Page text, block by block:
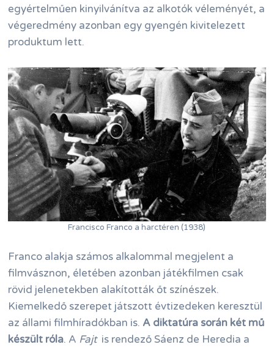
egyértelműen kinyilvánítva az alkotók véleményét, a
végeredmény azonban egy gyengén kivitelezett
produktum lett.
Francisco Franco a harctéren (1938)
Franco alakja számos alkalommal megjelent a
filmvásznon, életében azonban játékfilmen csak
rövid jelenetekben alakították őt színészek.
Kiemelkedő szerepet játszott évtizedeken keresztül
az állami filmhíradókban is. A diktatúra során két mű
készült róla. A Fajt is rendező Sáenz de Heredia a